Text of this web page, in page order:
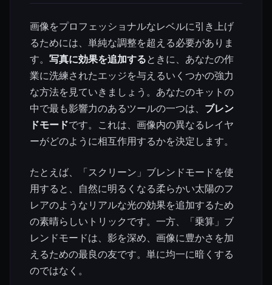
画像をプロフェッショナルなレベルに引き上げ
るためには、単純な調整を超える必要がありま
す。 写真に効果を追加するときに、あなたの作
業に洗練されたエッジを与えるいくつかの強力
な方法を見ていきましょう。あなたのキットの
中で最も影響力のあるツールの一つは、 ブレン
ドモードです。これは、画像内の異なるレイヤ
ーがどのように相互作用するかを決定します。
たとえば、「スクリーン」ブレンドモードを使
用すると、自然に明るくなる柔らかい太陽のフ
レアのようなリアルな光の効果を追加するため
の素晴らしいトリックです。一方、「乗算」ブ
レンドモードは、影を深め、画像に豊かさを加
えるための最良の友です。単に均一に暗くする
のではなく。